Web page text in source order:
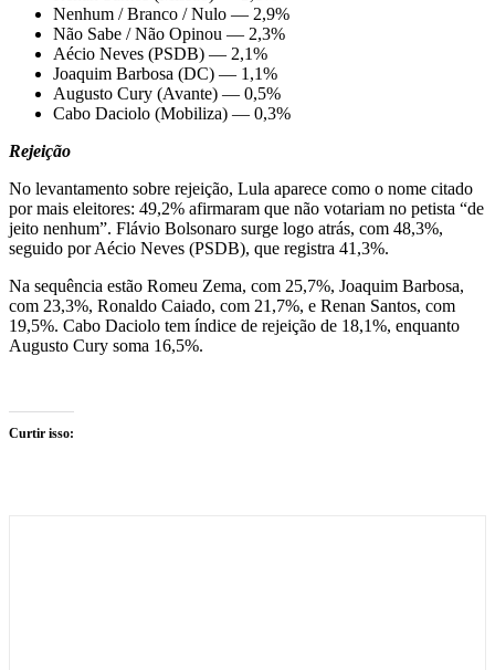
Nenhum / Branco / Nulo — 2,9%
Não Sabe / Não Opinou — 2,3%
Aécio Neves (PSDB) — 2,1%
Joaquim Barbosa (DC) — 1,1%
Augusto Cury (Avante) — 0,5%
Cabo Daciolo (Mobiliza) — 0,3%
Rejeição
No levantamento sobre rejeição, Lula aparece como o nome citado
por mais eleitores: 49,2% afirmaram que não votariam no petista “de
jeito nenhum”. Flávio Bolsonaro surge logo atrás, com 48,3%,
seguido por Aécio Neves (PSDB), que registra 41,3%.
Na sequência estão Romeu Zema, com 25,7%, Joaquim Barbosa,
com 23,3%, Ronaldo Caiado, com 21,7%, e Renan Santos, com
19,5%. Cabo Daciolo tem índice de rejeição de 18,1%, enquanto
Augusto Cury soma 16,5%.
Curtir isso: